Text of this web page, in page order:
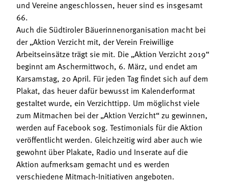
und Vereine angeschlossen, heuer sind es insgesamt
66.
Auch die Südtiroler Bäuerinnenorganisation macht bei
der „Aktion Verzicht mit, der Verein Freiwillige
Arbeitseinsätze trägt sie mit. Die „Aktion Verzicht 2019“
beginnt am Aschermittwoch, 6. März, und endet am
Karsamstag, 20 April. Für jeden Tag findet sich auf dem
Plakat, das heuer dafür bewusst im Kalenderformat
gestaltet wurde, ein Verzichttipp. Um möglichst viele
zum Mitmachen bei der „Aktion Verzicht“ zu gewinnen,
werden auf Facebook sog. Testimonials für die Aktion
veröffentlicht werden. Gleichzeitig wird aber auch wie
gewohnt über Plakate, Radio und Inserate auf die
Aktion aufmerksam gemacht und es werden
verschiedene Mitmach-Initiativen angeboten.